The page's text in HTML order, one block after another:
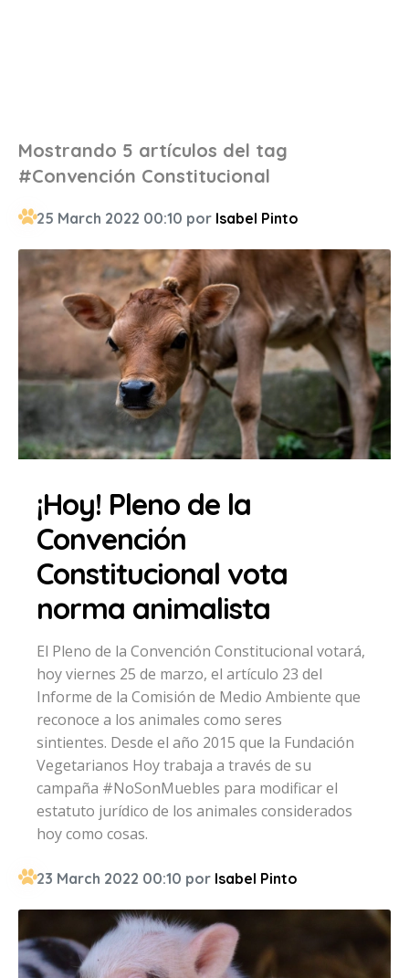
Mostrando 5 artículos del tag
#Convención Constitucional
25 March 2022 00:10 por Isabel Pinto
¡Hoy! Pleno de la
Convención
Constitucional vota
norma animalista
El Pleno de la Convención Constitucional votará,
hoy viernes 25 de marzo, el artículo 23 del
Informe de la Comisión de Medio Ambiente que
reconoce a los animales como seres
sintientes. Desde el año 2015 que la Fundación
Vegetarianos Hoy trabaja a través de su
campaña #NoSonMuebles para modificar el
estatuto jurídico de los animales considerados
hoy como cosas.
23 March 2022 00:10 por Isabel Pinto